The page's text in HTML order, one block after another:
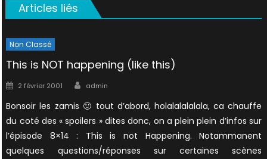
Articles liés
Non Classé
This is NOT happening (like this)
Posted
2 février 2001 Author
admin
Bonsoir les zamis 🙂 tout d’abord, holalalalalala, ca chauffe
du coté des « spoilers » dites donc, on a plein plein d’infos sur
l’épisode 8×14 : This is not Happening. Notammanent
quelques questions/réponses sur certaines scènes